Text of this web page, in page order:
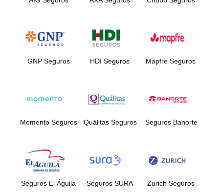
GNP Seguros HDI Seguros Mapfre Seguros
Momento Seguros Quálitas Seguros Seguros Banorte
Seguros El Águila Seguros SURA Zurich Seguros